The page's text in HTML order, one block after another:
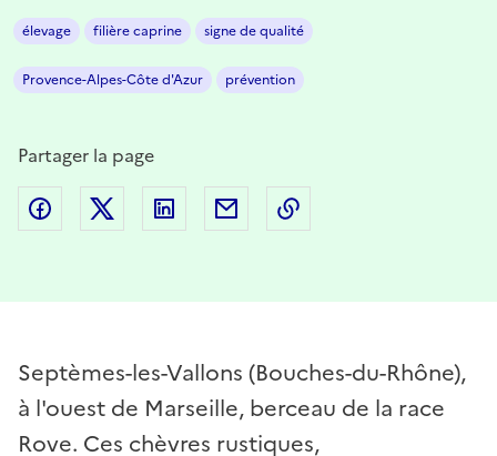
élevage filière caprine signe de qualité
Provence-Alpes-Côte d'Azur prévention
Partager la page
Partager sur Facebook
Partager sur Twitter
Partager sur LinkedIn
Partager par email
Septèmes-les-Vallons (Bouches-du-Rhône),
à l'ouest de Marseille, berceau de la race
Rove. Ces chèvres rustiques,